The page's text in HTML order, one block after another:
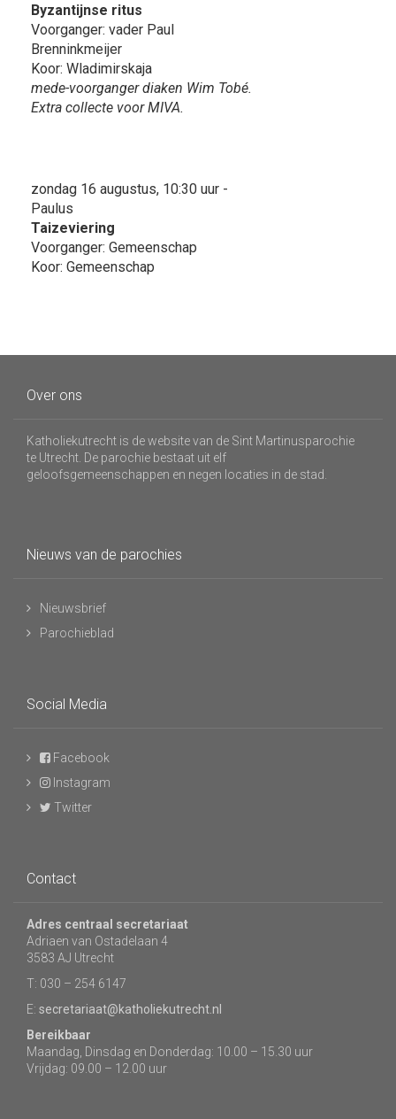
Byzantijnse ritus
Voorganger: vader Paul
Brenninkmeijer
Koor: Wladimirskaja
mede-voorganger diaken Wim Tobé.
Extra collecte voor MIVA.
zondag 16 augustus, 10:30 uur -
Paulus
Taizeviering
Voorganger: Gemeenschap
Koor: Gemeenschap
Over ons
Katholiekutrecht is de website van de Sint Martinusparochie
te Utrecht. De parochie bestaat uit elf
geloofsgemeenschappen en negen locaties in de stad.
Nieuws van de parochies
Nieuwsbrief
Parochieblad
Social Media
Facebook
Instagram
Twitter
Contact
Adres centraal secretariaat
Adriaen van Ostadelaan 4
3583 AJ Utrecht
T: 030 – 254 6147
E: secretariaat@katholiekutrecht.nl
Bereikbaar
Maandag, Dinsdag en Donderdag: 10.00 – 15.30 uur
Vrijdag: 09.00 – 12.00 uur